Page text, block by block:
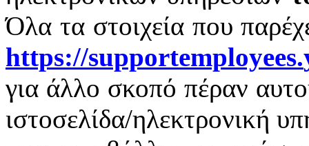
Όλα τα στοιχεία που
https://supportemployees.
για άλλο σκοπό πέραν
ιστοσελίδα/ηλεκτρονική